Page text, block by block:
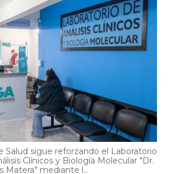
Salud sigue reforzando el Laboratorio
Clínicos y Biología Molecular "Dr.
Matera" mediante l...